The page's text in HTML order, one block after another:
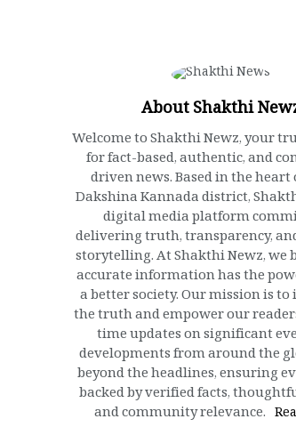
About Shakthi
Welcome to Shakthi Newz, your
for fact-based, authentic, and
driven news. Based in the heart
Dakshina Kannada district,
digital media platform
delivering truth, transparency,
storytelling. At Shakthi Newz, we
accurate information has the
a better society. Our mission is
the truth and empower our
time updates on significant
developments from around the
beyond the headlines, ensuring
backed by verified facts,
and community relevance.